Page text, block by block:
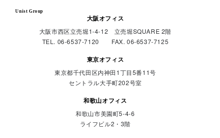
Unist Group
大阪オフィス
大阪市西区立売堀1-4-12 立売堀SQUARE 2階
TEL. 06-6537-7120 FAX. 06-6537-7125
東京オフィス
東京都千代田区内神田1丁目5番11号
セントラル大手町202号室
和歌山オフィス
和歌山市美園町5-4-6
ライフビル2・3階